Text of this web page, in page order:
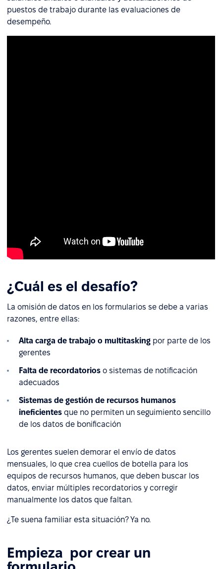
puestos de trabajo durante las evaluaciones de
desempeño.
¿Cuál es el desafío?
La omisión de datos en los formularios se debe a varias
razones, entre ellas:
Alta carga de trabajo o multitasking por parte de los
gerentes
Falta de recordatorios o sistemas de notificación
adecuados
Sistemas de gestión de recursos humanos
ineficientes que no permiten un seguimiento sencillo
de los datos de bonificación
Los gerentes suelen demorar el envío de datos
mensuales, lo que crea cuellos de botella para los
equipos de recursos humanos, que deben buscar los
datos, enviar múltiples recordatorios y corregir
manualmente los datos que faltan.
¿Te suena familiar esta situación? Ya no.
Empieza por crear un